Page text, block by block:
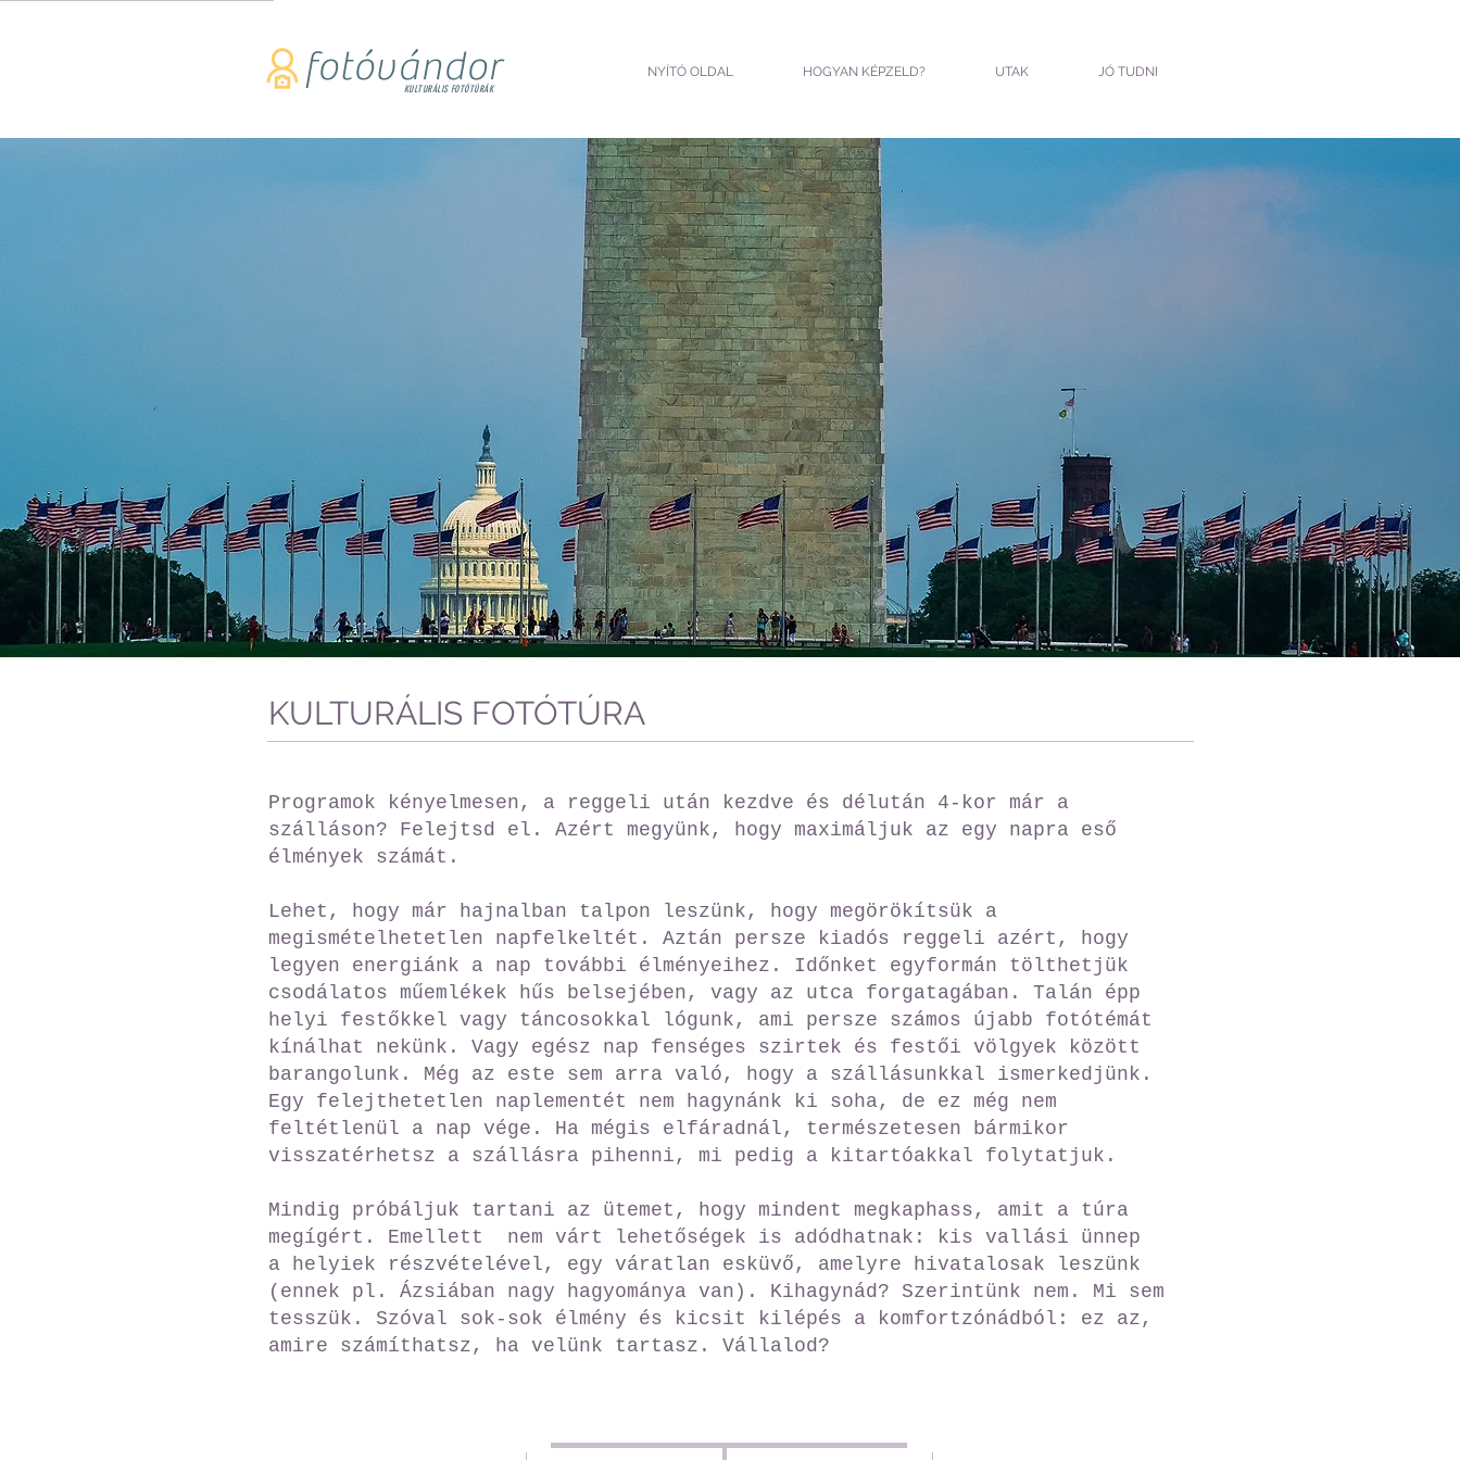
fotóvándor
KULTURÁLIS FOTÓTÚRÁK
NYÍTÓ OLDAL HOGYAN KÉPZELD? UTAK JÓ TUDNI
KULTURÁLIS FOTÓTÚRA
Programok kényelmesen, a reggeli után kezdve és délután 4-kor már a
szálláson? Felejtsd el. Azért megyünk, hogy maximáljuk az egy napra eső
élmények számát.
Lehet, hogy már hajnalban talpon leszünk, hogy megörökítsük a
megismételhetetlen napfelkeltét. Aztán persze kiadós reggeli azért, hogy
legyen energiánk a nap további élményeihez. Időnket egyformán tölthetjük
csodálatos műemlékek hűs belsejében, vagy az utca forgatagában. Talán épp
helyi festőkkel vagy táncosokkal lógunk, ami persze számos újabb fotótémát
kínálhat nekünk. Vagy egész nap fenséges szirtek és festői völgyek között
barangolunk. Még az este sem arra való, hogy a szállásunkkal ismerkedjünk.
Egy felejthetetlen naplementét nem hagynánk ki soha, de ez még nem
feltétlenül a nap vége. Ha mégis elfáradnál, természetesen bármikor
visszatérhetsz a szállásra pihenni, mi pedig a kitartóakkal folytatjuk.
Mindig próbáljuk tartani az ütemet, hogy mindent megkaphass, amit a túra
megígért. Emellett nem várt lehetőségek is adódhatnak: kis vallási ünnep
a helyiek részvételével, egy váratlan esküvő, amelyre hivatalosak leszünk
(ennek pl. Ázsiában nagy hagyománya van). Kihagynád? Szerintünk nem. Mi sem
tesszük. Szóval sok-sok élmény és kicsit kilépés a komfortzónádból: ez az,
amire számíthatsz, ha velünk tartasz. Vállalod?